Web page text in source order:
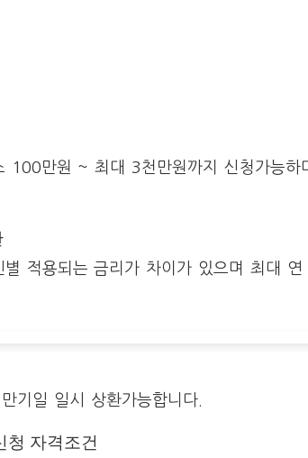
100만원 ~ 최대 3천만원까지 신청가능
별 적용되는 금리가 차이가 있으며 최대
기일 일시 상환가능합니다.
청 자격조건